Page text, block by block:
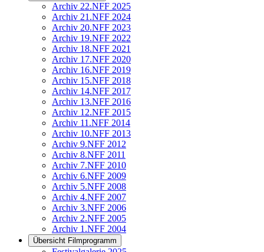
Archiv 22.NFF 2025
Archiv 21.NFF 2024
Archiv 20.NFF 2023
Archiv 19.NFF 2022
Archiv 18.NFF 2021
Archiv 17.NFF 2020
Archiv 16.NFF 2019
Archiv 15.NFF 2018
Archiv 14.NFF 2017
Archiv 13.NFF 2016
Archiv 12.NFF 2015
Archiv 11.NFF 2014
Archiv 10.NFF 2013
Archiv 9.NFF 2012
Archiv 8.NFF 2011
Archiv 7.NFF 2010
Archiv 6.NFF 2009
Archiv 5.NFF 2008
Archiv 4.NFF 2007
Archiv 3.NFF 2006
Archiv 2.NFF 2005
Archiv 1.NFF 2004
Übersicht Filmprogramm